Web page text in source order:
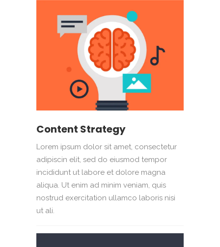
Content Strategy
Lorem ipsum dolor sit amet, consectetur
adipiscin elit, sed do eiusmod tempor
incididunt ut labore et dolore magna
aliqua. Ut enim ad minim veniam, quis
nostrud exercitation ullamco laboris nisi
ut ali.